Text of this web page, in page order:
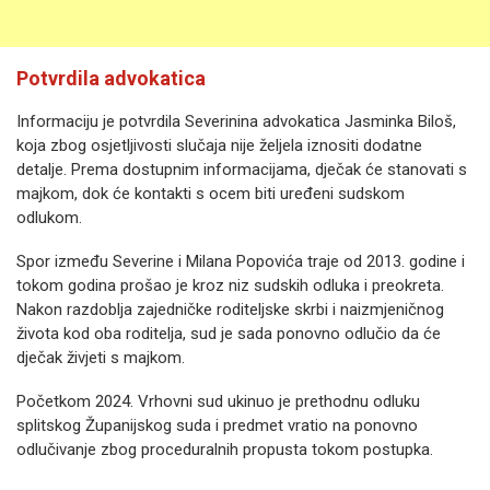
Potvrdila advokatica
Informaciju je potvrdila Severinina advokatica Jasminka Biloš,
koja zbog osjetljivosti slučaja nije željela iznositi dodatne
detalje. Prema dostupnim informacijama, dječak će stanovati s
majkom, dok će kontakti s ocem biti uređeni sudskom
odlukom.
Spor između Severine i Milana Popovića traje od 2013. godine i
tokom godina prošao je kroz niz sudskih odluka i preokreta.
Nakon razdoblja zajedničke roditeljske skrbi i naizmjeničnog
života kod oba roditelja, sud je sada ponovno odlučio da će
dječak živjeti s majkom.
Početkom 2024. Vrhovni sud ukinuo je prethodnu odluku
splitskog Županijskog suda i predmet vratio na ponovno
odlučivanje zbog proceduralnih propusta tokom postupka.